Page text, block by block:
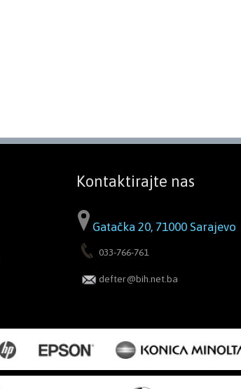
Kontaktirajte nas
Gatačka 20, 71000 Sarajevo
033-766-761
defter@bih.net.ba